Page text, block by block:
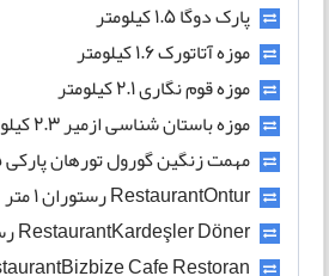
پارک دوگا 1.5 کیلومتر
موزه آتاتورک 1.6 کیلومتر
موزه قوم نگاری 2.1 کیلومتر
موزه باستان شناسی ازمیر 2.3 کیلومتر
مهمت زنگین گورول تورهان پارکی 2.5 کیلومتر
RestaurantOntur رستوران 1 متر
RestaurantKardeşler Döner رستوران 50 متر